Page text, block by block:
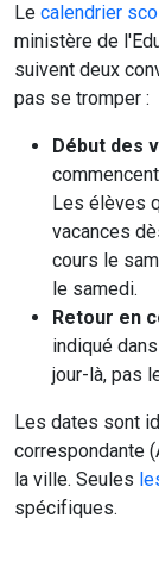
Le calendrier
ministère de
suivent deux
pas se tromper :
Début des
commencent
Les élèves
vacances
cours le
le samedi.
Retour en
indiqué
jour-là, pas
Les dates sont
correspondante
la ville. Seules
spécifiques.